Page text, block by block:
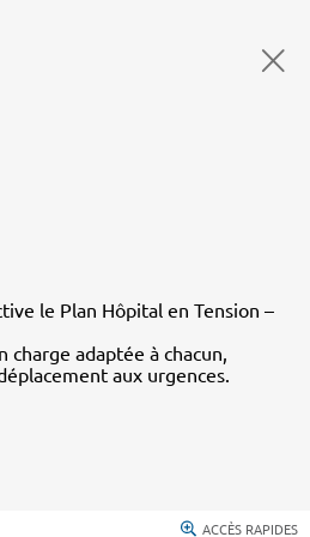
le Plan Hôpital en Tension –
charge adaptée à chacun,
aux urgences.
ACCÈS RAPIDES